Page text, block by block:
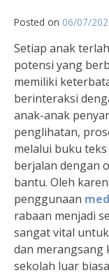
Posted on 06/07/
Setiap anak
potensi yang
memiliki
berinteraksi
anak-anak
penglihatan,
melalui buku
berjalan dengan
bantu. Oleh
penggunaan
rabaan menjadi
sangat vital
dan merangsang
sekolah luar